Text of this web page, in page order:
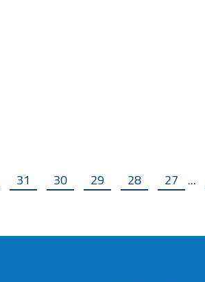
…
27
28
29
30
31